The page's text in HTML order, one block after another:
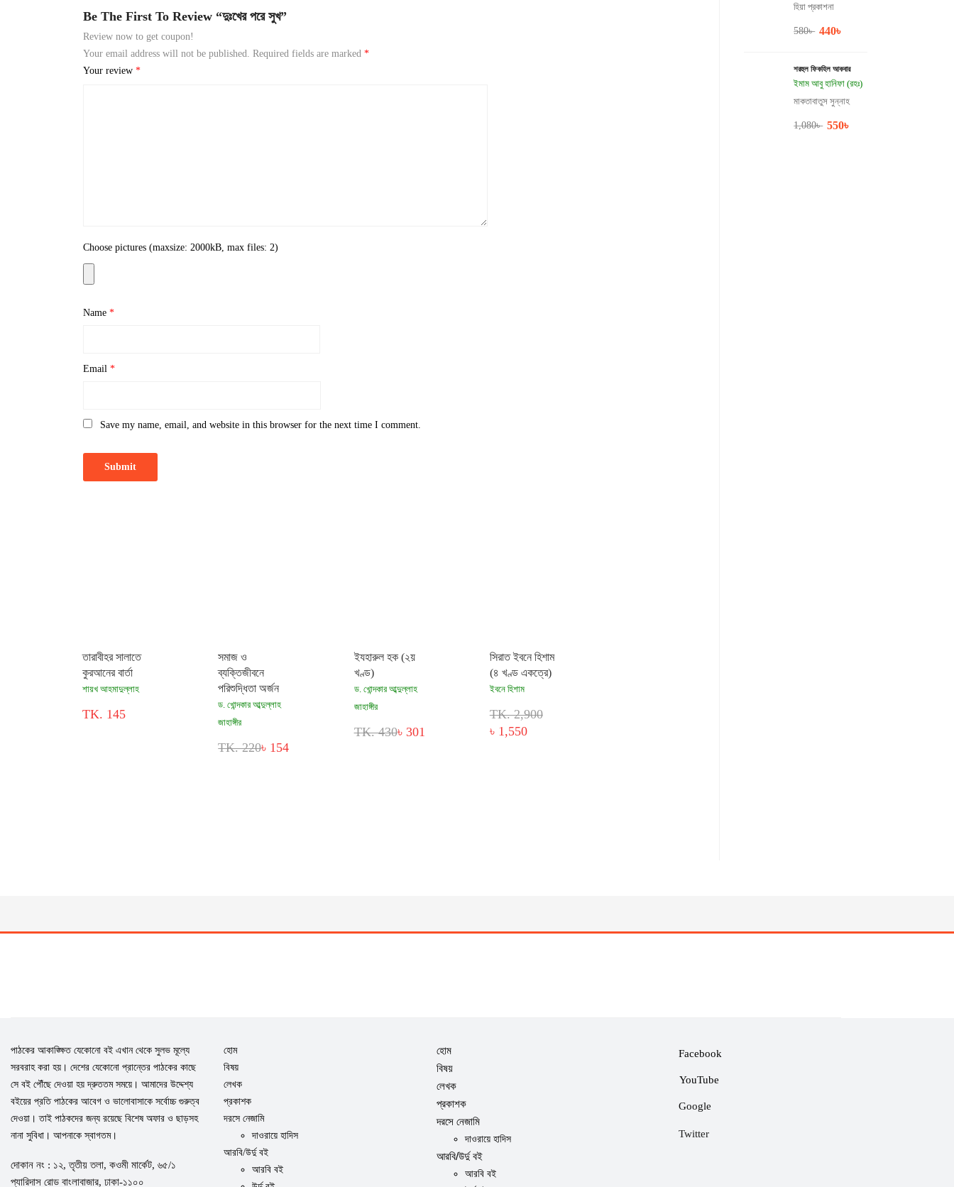
হিয়া প্রকাশনা
580৳ 440৳
শরহুল ফিকহিল আকবার
ইমাম আবু হানিফা (রহঃ)
মাকতাবাতুস সুন্নাহ
1,080৳ 550৳
Be The First To Review “দুঃখের পরে সুখ”
Review now to get coupon!
Your email address will not be published.
Required fields are marked*
Your review*
Choose pictures (maxsize: 2000kB, max files: 2)
Name*
Email*
Save my name, email, and website in this browser for the next time I comment.
তারাবীহর সালাতে
কুরআনের বার্তা
শায়খ আহমাদুল্লাহ
TK. 145
সমাজ ও
ব্যক্তিজীবনে
পরিশুদ্ধিতা অর্জন
ড. খোন্দকার আব্দুল্লাহ
জাহাঙ্গীর
TK. 220৳ 154
ইযহারুল হক (২য়
খণ্ড)
ড. খোন্দকার আব্দুল্লাহ
জাহাঙ্গীর
TK. 430৳ 301
সিরাত ইবনে হিশাম
(৪ খণ্ড একত্রে)
ইবনে হিশাম
TK. 2,900
৳ 1,550
পাঠকের আকাঙ্ক্ষিত যেকোনো বই এখান থেকে সুলভ মূল্যে
সরবরাহ করা হয়। দেশের যেকোনো প্রান্তের পাঠকের কাছে
সে বই পৌঁছে দেওয়া হয় দ্রুততম সময়ে। আমাদের উদ্দেশ্য
বইয়ের প্রতি পাঠকের আবেগ ও ভালোবাসাকে সর্বোচ্চ গুরুত্ব
দেওয়া। তাই পাঠকদের জন্য রয়েছে বিশেষ অফার ও ছাড়সহ
নানা সুবিধা। আপনাকে স্বাগতম।
দোকান নং : ১২, তৃতীয় তলা, কওমী মার্কেট, ৬৫/১
প্যারিদাস রোড বাংলাবাজার, ঢাকা-১১০০
হোম
বিষয়
লেখক
প্রকাশক
দরসে নেজামি
দাওরায়ে হাদিস
আরবি/উর্দু বই
আরবি বই
হোম
বিষয়
লেখক
প্রকাশক
দরসে নেজামি
দাওরায়ে হাদিস
আরবি/উর্দু বই
আরবি বই
Facebook
YouTube
Google
Twitter